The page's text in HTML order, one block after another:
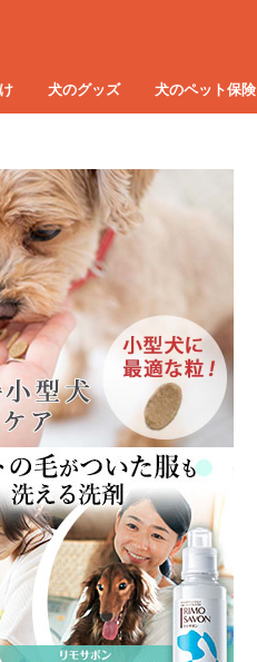
犬のグッズ 犬のペット保険